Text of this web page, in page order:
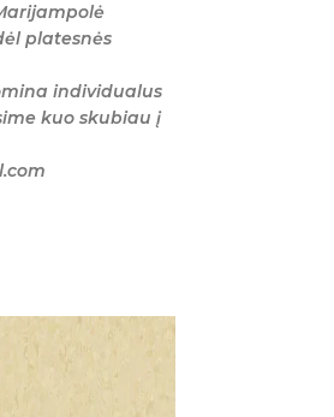
platesnės
individualus
kuo skubiau į